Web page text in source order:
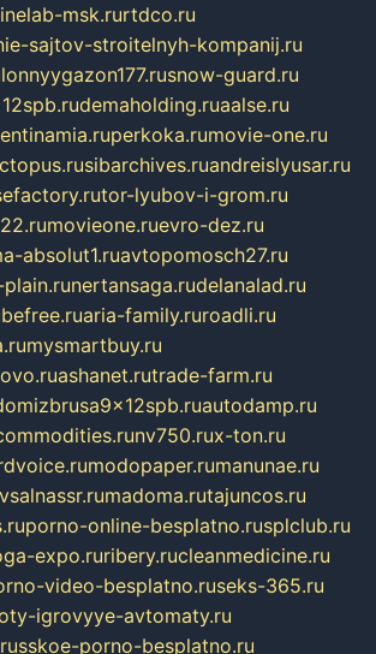
msk.rurtdco.ru
sajtov-stroitelnyh-kompanij.ru
snow-guard.ru
demaholding.ruaalse.ru
perkoka.rumovie-one.ru
sibarchives.ruandreislyusar.ru
tor-lyubov-i-grom.ru
movieone.ruevro-dez.ru
absolut1.ruavtopomosch27.ru
nertansaga.rudelanalad.ru
aria-family.ruroadli.ru
mysmartbuy.ru
ashanet.rutrade-farm.ru
autodamp.ru
nv750.rux-ton.ru
modopaper.rumanunae.ru
madoma.rutajuncos.ru
porno-online-besplatno.rusplclub.ru
expo.ruribery.rucleanmedicine.ru
video-besplatno.ruseks-365.ru
igrovyye-avtomaty.ru
russkoe-porno-besplatno.ru